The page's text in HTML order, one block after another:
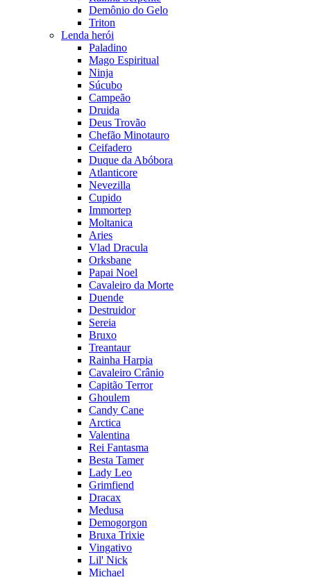
Demônio do Gelo
Triton
Lenda herói
Paladino
Mago Espiritual
Ninja
Súcubo
Campeão
Druida
Deus Trovão
Chefão Minotauro
Ceifadero
Duque da Abóbora
Atlanticore
Nevezilla
Cupido
Immortep
Moltanica
Aries
Vlad Dracula
Orksbane
Papai Noel
Cavaleiro da Morte
Duende
Destruidor
Sereia
Bruxo
Treantaur
Rainha Harpia
Cavaleiro Crânio
Capitão Terror
Ghoulem
Candy Cane
Arctica
Valentina
Rei Fantasma
Besta Tamer
Lady Leo
Grimfiend
Dracax
Medusa
Demogorgon
Bruxa Trixie
Vingativo
Lil' Nick
Michael